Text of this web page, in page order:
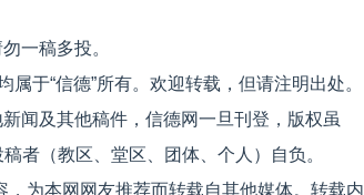
一稿多投。
于“信德”所有。欢迎转载，但请注明出处。
闻及其他稿件，信德网一旦刊登，版权虽
者（教区、堂区、团体、个人）自负。
，为本网网友推荐而转载自其他媒体。转载内